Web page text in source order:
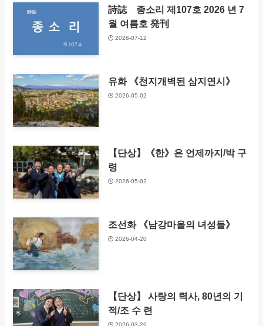
詩誌 종소리 제107호 2026 년 7
월 여름호 発刊
2026-07-12
유화 《천지개벽된 삼지연시》
2026-05-02
【단상】《한》은 언제까지/박 구
령
2026-05-02
조선화 《남강마을의 녀성들》
2026-04-20
【단상】 사랑의 력사, 80년의 기
적/조 수 련
2026-03-26